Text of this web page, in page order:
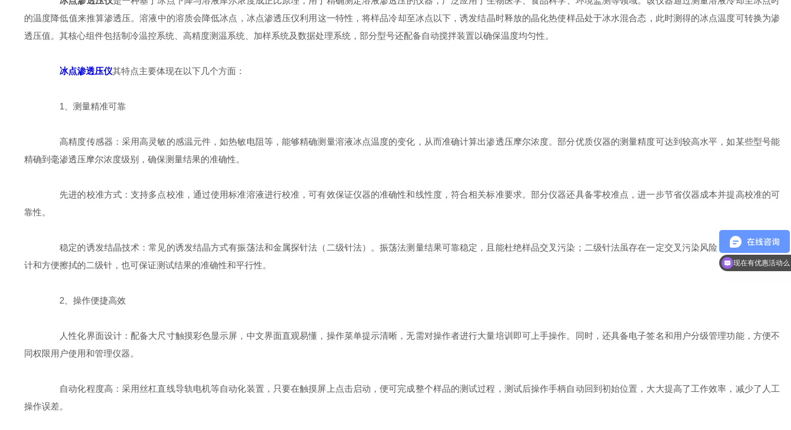
的温度降低值来推算渗透压。溶液中的溶质会降低冰点，冰点渗透压仪利用这一特性，将样品冷却至冰点以下，诱发结晶时释放的晶化热使样品处于冰水混合态，此时测得的冰点温度可转换为渗
透压值。其核心组件包括制冷温控系统、高精度测温系统、加样系统及数据处理系统，部分型号还配备自动搅拌装置以确保温度均匀性。
冰点渗透压仪其特点主要体现在以下几个方面：
1、测量精准可靠
高精度传感器：采用高灵敏的感温元件，如热敏电阻等，能够精确测量溶液冰点温度的变化，从而准确计算出渗透压摩尔浓度。部分优质仪器的测量精度可达到较高水平，如某些型号能
精确到毫渗透压摩尔浓度级别，确保测量结果的准确性。
先进的校准方式：支持多点校准，通过使用标准溶液进行校准，可有效保证仪器的准确性和线性度，符合相关标准要求。部分仪器还具备零校准点，进一步节省仪器成本并提高校准的可
靠性。
稳定的诱发结晶技术：常见的诱发结晶方式有振荡法和金属探针法（二级针法）。振荡法测量结果可靠稳定，且能杜绝样品交叉污染；二级针法虽存在一定交叉污染风险，但通过合理设
计和方便擦拭的二级针，也可保证测试结果的准确性和平行性。
2、操作便捷高效
人性化界面设计：配备大尺寸触摸彩色显示屏，中文界面直观易懂，操作菜单提示清晰，无需对操作者进行大量培训即可上手操作。同时，还具备电子签名和用户分级管理功能，方便不
同权限用户使用和管理仪器。
自动化程度高：采用丝杠直线导轨电机等自动化装置，只要在触摸屏上点击启动，便可完成整个样品的测试过程，测试后操作手柄自动回到初始位置，大大提高了工作效率，减少了人工
操作误差。
现在有优惠活动